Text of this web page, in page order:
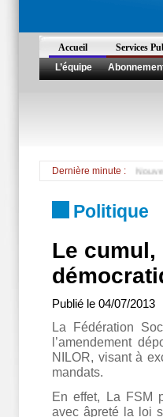
Accueil Services
L’équipe
Dernière minute :
PP, faîtes un don *** Nouvelle
Politique
Le
Publié le 04/07/2013
La Fédération
l’amendement
NILOR, visant à
mandats.
En effet, La FSM
avec âpreté la loi